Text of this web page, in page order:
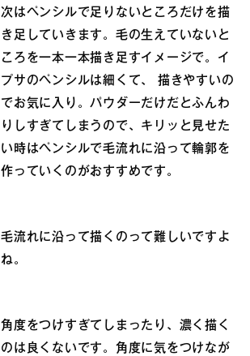
次はペンシルで足りないところだけを描
き足していきます。毛の生えていないと
ころを一本一本描き足すイメージで。イ
プサのペンシルは細くて、 描きやすいの
でお気に入り。パウダーだけだとふんわ
りしすぎてしまうので、キリッと見せた
い時はペンシルで毛流れに沿って輪郭を
作っていくのがおすすめです。
毛流れに沿って描くのって難しいですよ
ね。
角度をつけすぎてしまったり、濃く描く
のは良くないです。角度に気をつけなが